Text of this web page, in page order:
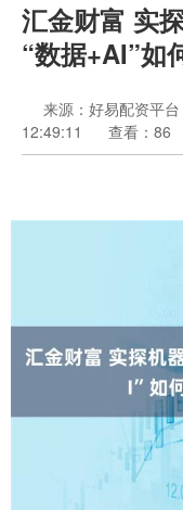
汇金财富 实
“数据+AI”如
来源：好易配资平台
12:49:11
查看：86